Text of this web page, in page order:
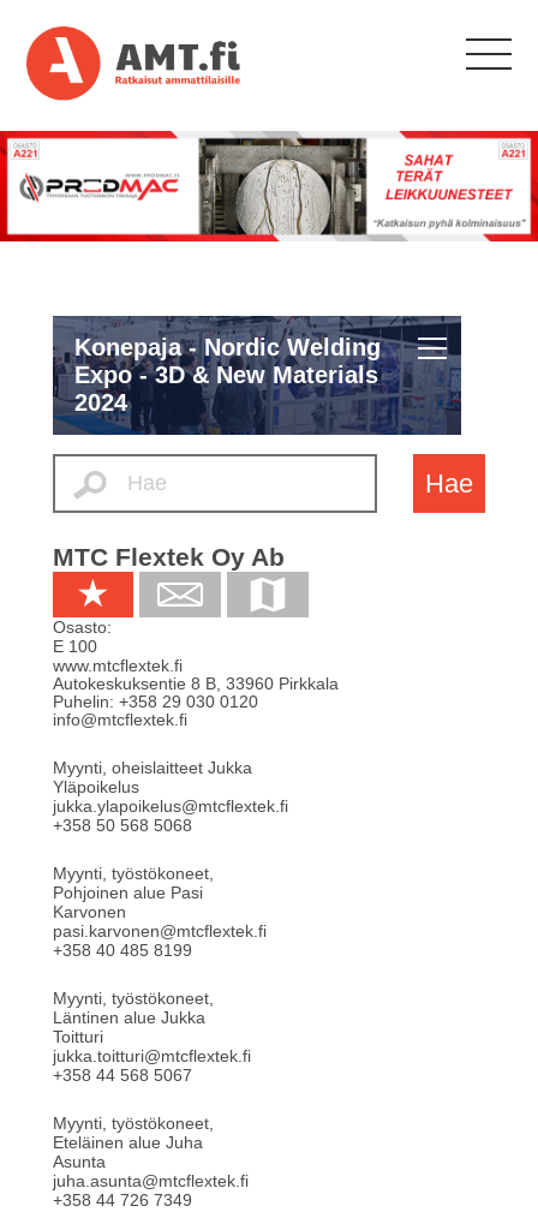
Konepaja - Nordic Welding
Expo - 3D & New Materials
2024
Hae
MTC Flextek Oy Ab
Osasto:
E 100
www.mtcflextek.fi
Autokeskuksentie 8 B 33960 Pirkkala
Puhelin: +358 29 030 0120
info@mtcflextek.fi
Myynti, oheislaitteet Jukka
Yläpoikelus
jukka.ylapoikelus@mtcflextek.fi
+358 50 568 5068
Myynti, työstökoneet,
Pohjoinen alue Pasi
Karvonen
pasi.karvonen@mtcflextek.fi
+358 40 485 8199
Myynti, työstökoneet,
Läntinen alue Jukka
Toitturi
jukka.toitturi@mtcflextek.fi
+358 44 568 5067
Myynti, työstökoneet,
Eteläinen alue Juha
Asunta
juha.asunta@mtcflextek.fi
+358 44 726 7349